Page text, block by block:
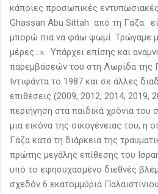
κάποιες προσωπικές
Ghassan Abu Sittah από τη Γάζα.
μπορώ πια να φάω ψωμί. Τρώγαμε
μέρες…». Υπάρχει επίσης και
παρεμβάσεών του στη Λωρίδα της
Ιντιφάντα το 1987 και σε άλλες
επιθέσεις (2009, 2012, 2014, 2019,
περιήγηση στα παιδικά χρόνια
μια εικόνα της οικογένειας του, η
Γάζα κατά τη διάρκεια της
πρώτης μεγάλης επίθεσης του
υπό το εφησυχασμένο διεθνές
σχεδόν 6 εκατομμύρια